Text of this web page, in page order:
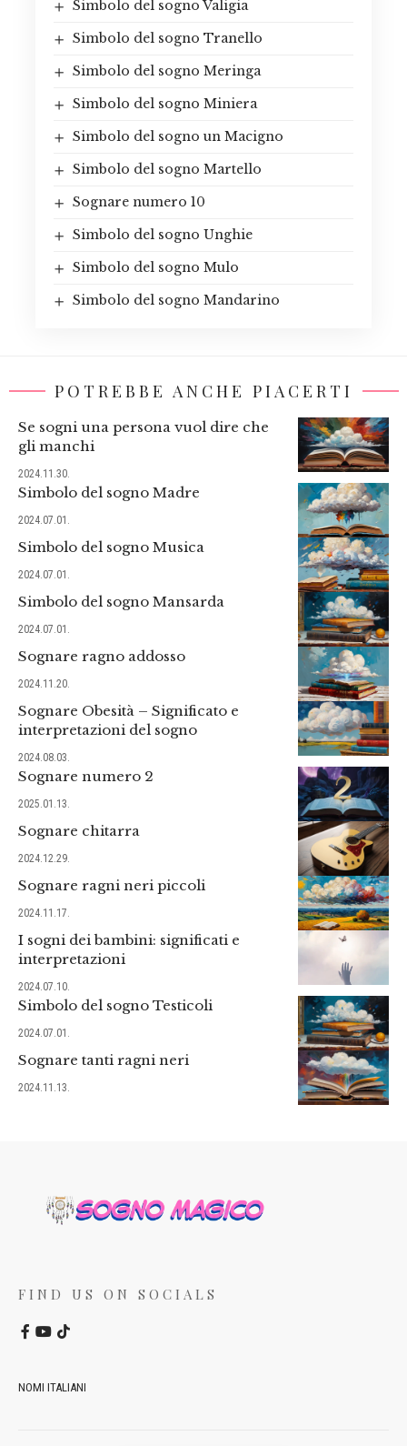
Simbolo del sogno Valigia
Simbolo del sogno Tranello
Simbolo del sogno Meringa
Simbolo del sogno Miniera
Simbolo del sogno un Macigno
Simbolo del sogno Martello
Sognare numero 10
Simbolo del sogno Unghie
Simbolo del sogno Mulo
Simbolo del sogno Mandarino
POTREBBE ANCHE PIACERTI
Se sogni una persona vuol dire che
gli manchi
2024.11.30.
Simbolo del sogno Madre
2024.07.01.
Simbolo del sogno Musica
2024.07.01.
Simbolo del sogno Mansarda
2024.07.01.
Sognare ragno addosso
2024.11.20.
Sognare Obesità – Significato e
interpretazioni del sogno
2024.08.03.
Sognare numero 2
2025.01.13.
Sognare chitarra
2024.12.29.
Sognare ragni neri piccoli
2024.11.17.
I sogni dei bambini: significati e
interpretazioni
2024.07.10.
Simbolo del sogno Testicoli
2024.07.01.
Sognare tanti ragni neri
2024.11.13.
FIND US ON SOCIALS
NOMI ITALIANI